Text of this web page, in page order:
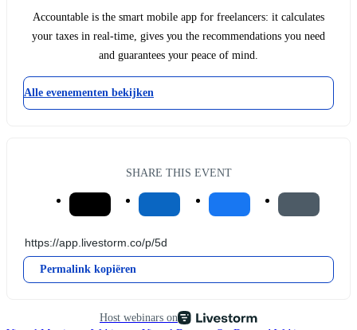
Accountable is the smart mobile app for freelancers: it calculates
your taxes in real-time, gives you the recommendations you need
and guarantees your peace of mind.
Alle evenementen bekijken
SHARE THIS EVENT
Permalink kopiëren
Host webinars on